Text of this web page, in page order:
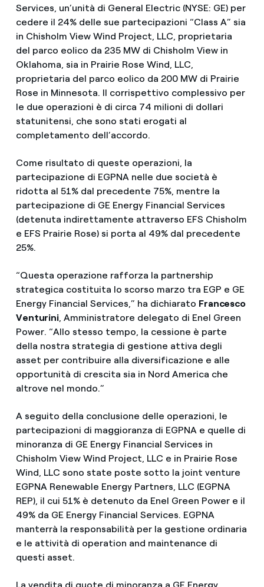
Services, un’unità di General Electric (NYSE: GE) per
cedere il 24% delle sue partecipazioni “Class A” sia
in Chisholm View Wind Project, LLC, proprietaria
del parco eolico da 235 MW di Chisholm View in
Oklahoma, sia in Prairie Rose Wind, LLC,
proprietaria del parco eolico da 200 MW di Prairie
Rose in Minnesota. Il corrispettivo complessivo per
le due operazioni è di circa 74 milioni di dollari
statunitensi, che sono stati erogati al
completamento dell’accordo.
Come risultato di queste operazioni, la
partecipazione di EGPNA nelle due società è
ridotta al 51% dal precedente 75%, mentre la
partecipazione di GE Energy Financial Services
(detenuta indirettamente attraverso EFS Chisholm
e EFS Prairie Rose) si porta al 49% dal precedente
25%.
“Questa operazione rafforza la partnership
strategica costituita lo scorso marzo tra EGP e GE
Energy Financial Services,” ha dichiarato Francesco
Venturini, Amministratore delegato di Enel Green
Power. “Allo stesso tempo, la cessione è parte
della nostra strategia di gestione attiva degli
asset per contribuire alla diversificazione e alle
opportunità di crescita sia in Nord America che
altrove nel mondo.”
A seguito della conclusione delle operazioni, le
partecipazioni di maggioranza di EGPNA e quelle di
minoranza di GE Energy Financial Services in
Chisholm View Wind Project, LLC e in Prairie Rose
Wind, LLC sono state poste sotto la joint venture
EGPNA Renewable Energy Partners, LLC (EGPNA
REP), il cui 51% è detenuto da Enel Green Power e il
49% da GE Energy Financial Services. EGPNA
manterrà la responsabilità per la gestione ordinaria
e le attività di operation and maintenance di
questi asset.